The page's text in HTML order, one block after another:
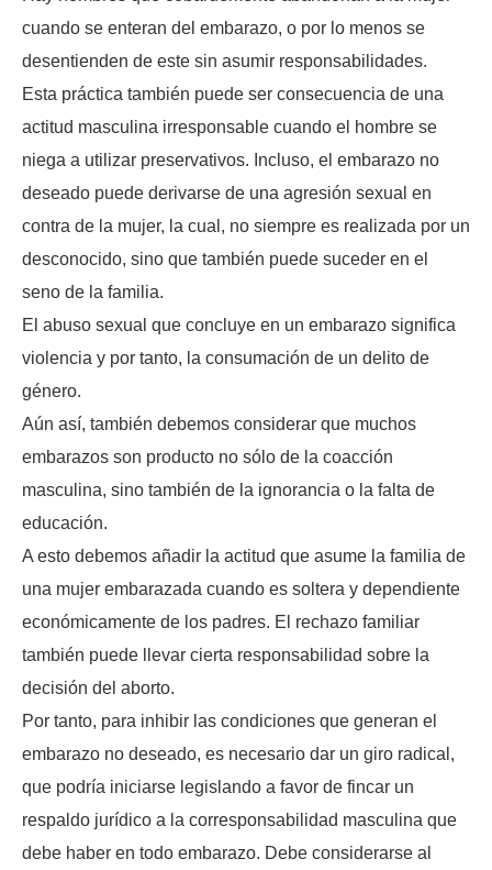
cuando se enteran del embarazo, o por lo menos se
desentienden de este sin asumir responsabilidades.
Esta práctica también puede ser consecuencia de una
actitud masculina irresponsable cuando el hombre se
niega a utilizar preservativos. Incluso, el embarazo no
deseado puede derivarse de una agresión sexual en
contra de la mujer, la cual, no siempre es realizada por un
desconocido, sino que también puede suceder en el
seno de la familia.
El abuso sexual que concluye en un embarazo significa
violencia y por tanto, la consumación de un delito de
género.
Aún así, también debemos considerar que muchos
embarazos son producto no sólo de la coacción
masculina, sino también de la ignorancia o la falta de
educación.
A esto debemos añadir la actitud que asume la familia de
una mujer embarazada cuando es soltera y dependiente
económicamente de los padres. El rechazo familiar
también puede llevar cierta responsabilidad sobre la
decisión del aborto.
Por tanto, para inhibir las condiciones que generan el
embarazo no deseado, es necesario dar un giro radical,
que podría iniciarse legislando a favor de fincar un
respaldo jurídico a la corresponsabilidad masculina que
debe haber en todo embarazo. Debe considerarse al